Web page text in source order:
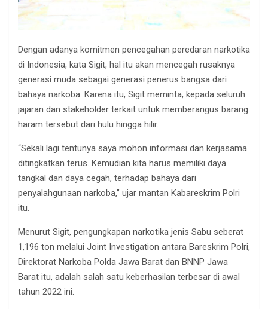
Dengan adanya komitmen pencegahan peredaran narkotika
di Indonesia, kata Sigit, hal itu akan mencegah rusaknya
generasi muda sebagai generasi penerus bangsa dari
bahaya narkoba. Karena itu, Sigit meminta, kepada seluruh
jajaran dan stakeholder terkait untuk memberangus barang
haram tersebut dari hulu hingga hilir.
“Sekali lagi tentunya saya mohon informasi dan kerjasama
ditingkatkan terus. Kemudian kita harus memiliki daya
tangkal dan daya cegah, terhadap bahaya dari
penyalahgunaan narkoba,” ujar mantan Kabareskrim Polri
itu.
Menurut Sigit, pengungkapan narkotika jenis Sabu seberat
1,196 ton melalui Joint Investigation antara Bareskrim Polri,
Direktorat Narkoba Polda Jawa Barat dan BNNP Jawa
Barat itu, adalah salah satu keberhasilan terbesar di awal
tahun 2022 ini.